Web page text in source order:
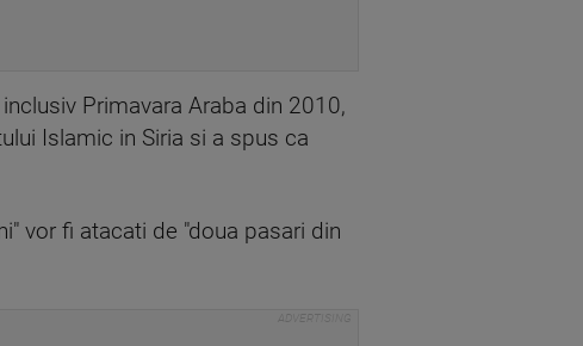
Primavara Araba din 2010,
Islamic in Siria si a spus ca
vor fi atacati de "doua pasari din